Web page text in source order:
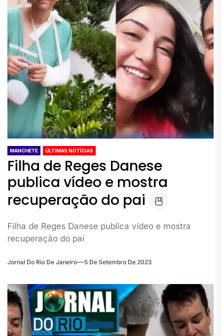
MANCHETE ÚLTIMAS NOTÍCIAS
Filha de Reges Danese
publica vídeo e mostra
recuperação do pai
Filha de Reges Danese publica vídeo e mostra
recuperação do pai
Jornal Do Rio De Janeiro 5 De Setembro De 2023